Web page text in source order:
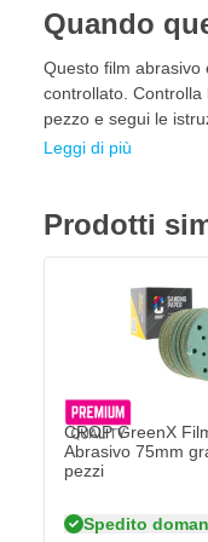
essere utilizzati
in ambienti
Automotive &
Lavorazione dei
Industria del
Costruzione di
Caratteristiche
Dischi abrasivi
Granuli abrasivi
Supporto in film
Sistema
Unici 25 fori per
Quando
Questo film abrasivo
controllato. Controlla
pezzo e segui le
Leggi di più
Prodotti
CROP GreenX
Abrasivo 75mm
pezzi
Spedito